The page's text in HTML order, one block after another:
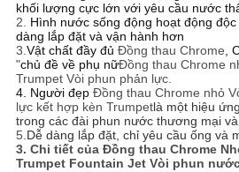
khối lượng cực lớn với yêu cầu nước
2. Hình nước sống động hoạt động
dàng lắp đặt và vận hành hơn
3.Vật chất đầy đủ Đồng thau Chrome,
"chủ đề về phụ nữĐồng thau Chrome
Trumpet Vòi phun phản lực.
4. Người đẹp Đồng thau Chrome nhỏ
lực kết hợp kèn Trumpetlà một hiệu
trong các đài phun nước thương mại
5.Dễ dàng lắp đặt, chỉ yêu cầu ống và
3. Chi tiết của Đồng thau Chrome
Trumpet Fountain Jet Vòi phun